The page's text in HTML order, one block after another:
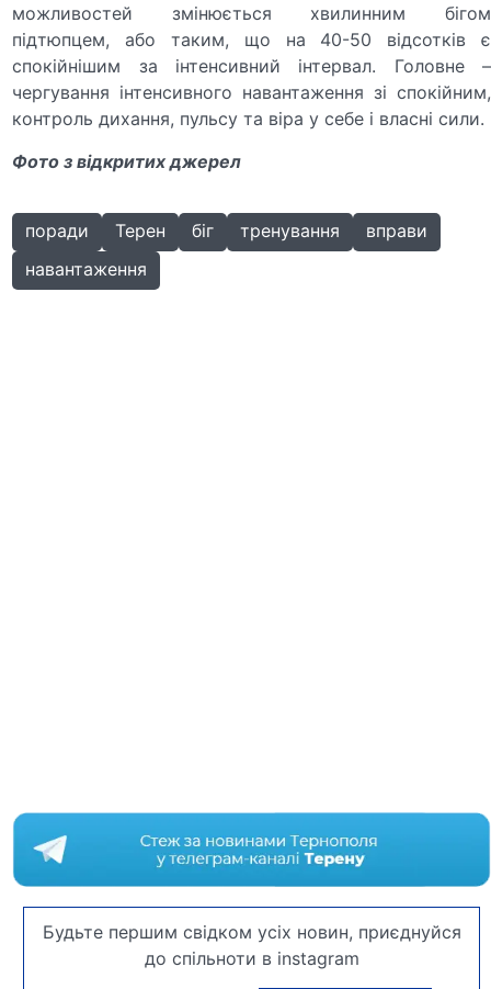
можливостей змінюється хвилинним бігом
підтюпцем, або таким, що на 40-50 відсотків є
спокійнішим за інтенсивний інтервал. Головне –
чергування інтенсивного навантаження зі спокійним,
контроль дихання, пульсу та віра у себе і власні сили.
Фото з відкритих джерел
поради Терен біг тренування
вправи
навантаження
Будьте першим свідком усіх новин, приєднуйся
до спільноти в instagram